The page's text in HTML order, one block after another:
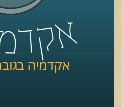
איתנו היום ד”ר שי הר-צבי, מרצה
ואסטרטגיה ב־אוניברסיטת
המשרד לנושאים אסטרטגיים
וביחד ננסה להבין: האם איראן